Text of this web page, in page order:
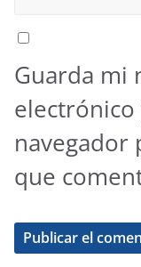
Guarda mi
electrónico
navegador
que